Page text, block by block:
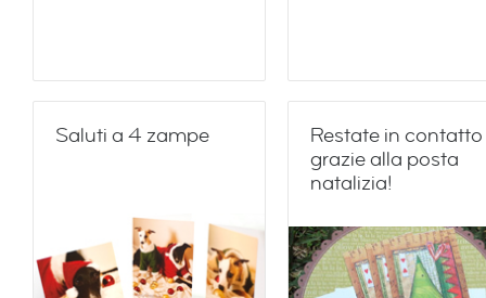
Saluti a 4 zampe
Restate in contatto
grazie alla posta
natalizia!